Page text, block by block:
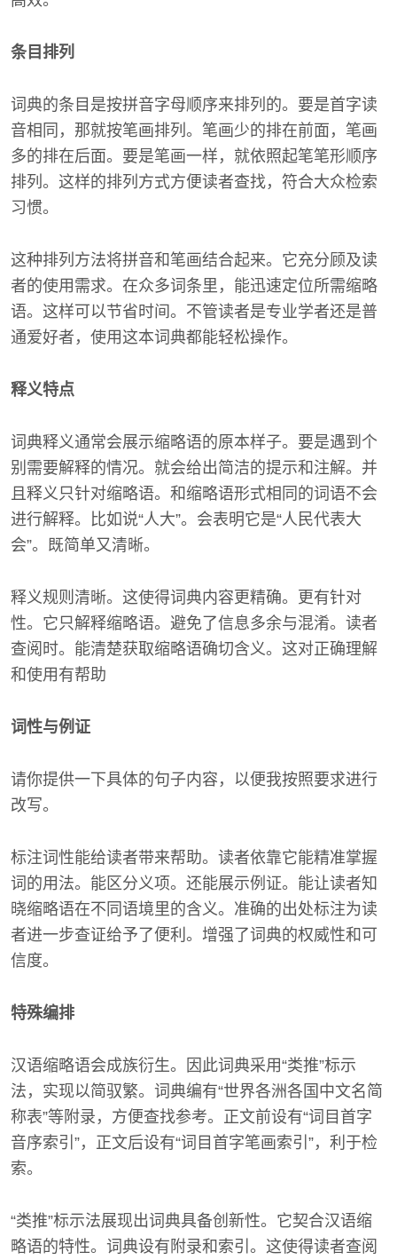
条目排列
词典的条目是按拼音字母顺序来排列的。要是首字读
音相同，那就按笔画排列。笔画少的排在前面，笔画
多的排在后面。要是笔画一样，就依照起笔笔形顺序
排列。这样的排列方式方便读者查找，符合大众检索
习惯。
这种排列方法将拼音和笔画结合起来。它充分顾及读
者的使用需求。在众多词条里，能迅速定位所需缩略
语。这样可以节省时间。不管读者是专业学者还是普
通爱好者，使用这本词典都能轻松操作。
释义特点
词典释义通常会展示缩略语的原本样子。要是遇到个
别需要解释的情况。就会给出简洁的提示和注解。并
且释义只针对缩略语。和缩略语形式相同的词语不会
进行解释。比如说“人大”。会表明它是“人民代表大
会”。既简单又清晰。
释义规则清晰。这使得词典内容更精确。更有针对
性。它只解释缩略语。避免了信息多余与混淆。读者
查阅时。能清楚获取缩略语确切含义。这对正确理解
和使用有帮助
词性与例证
请你提供一下具体的句子内容，以便我按照要求进行
改写。
标注词性能给读者带来帮助。读者依靠它能精准掌握
词的用法。能区分义项。还能展示例证。能让读者知
晓缩略语在不同语境里的含义。准确的出处标注为读
者进一步查证给予了便利。增强了词典的权威性和可
信度。
特殊编排
汉语缩略语会成族衍生。因此词典采用“类推”标示
法，实现以简驭繁。词典编有“世界各洲各国中文名简
称表”等附录，方便查找参考。正文前设有“词目首字
音序索引”，正文后设有“词目首字笔画索引”，利于检
索。
“类推”标示法展现出词典具备创新性。它契合汉语缩
略语的特性。词典设有附录和索引。这使得读者查阅